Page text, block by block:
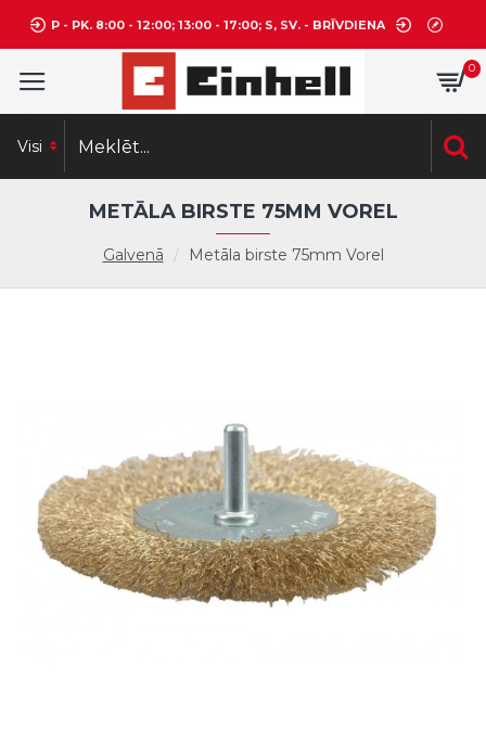
P - PK. 8:00 - 12:00; 13:00 - 17:00; S, SV. - BRĪVDIENA
0
Visi
Galvenā Metāla birste 75mm Vorel
METĀLA BIRSTE 75MM VOREL